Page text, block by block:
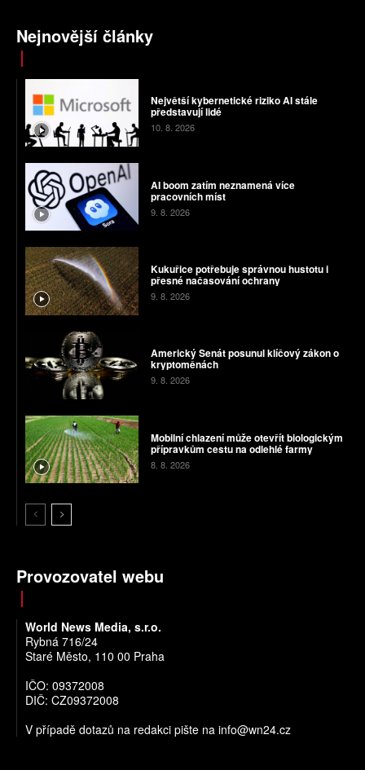
Nejnovější články
Největší kybernetické riziko AI stále
představují lidé
10. 8. 2026
AI boom zatím neznamená více
pracovních míst
9. 8. 2026
Kukuřice potřebuje správnou hustotu i
přesné načasování ochrany
9. 8. 2026
Americký Senát posunul klíčový zákon o
kryptoměnách
9. 8. 2026
Mobilní chlazení může otevřít biologickým
přípravkům cestu na odlehlé farmy
8. 8. 2026
Provozovatel webu
World News Media, s.r.o.
Rybná 716/24
Staré Město, 110 00 Praha
IČO: 09372008
DIČ: CZ09372008
V případě dotazů na redakci pište na info@wn24.cz